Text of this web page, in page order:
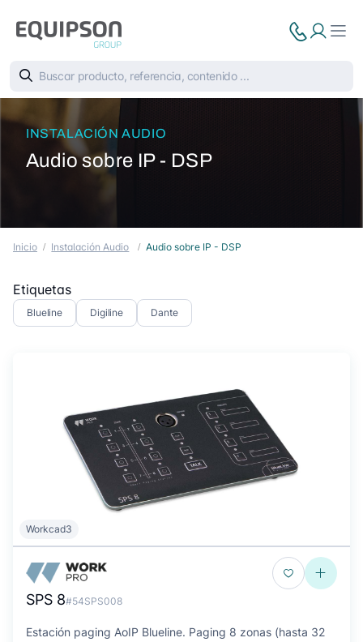
INSTALACIÓN AUDIO
Audio sobre IP - DSP
Inicio Instalación Audio Audio sobre IP - DSP
Etiquetas
Blueline Digiline Dante
Workcad3
SPS 8#54SPS008
Estación paging AoIP Blueline. Paging 8 zonas (hasta 32